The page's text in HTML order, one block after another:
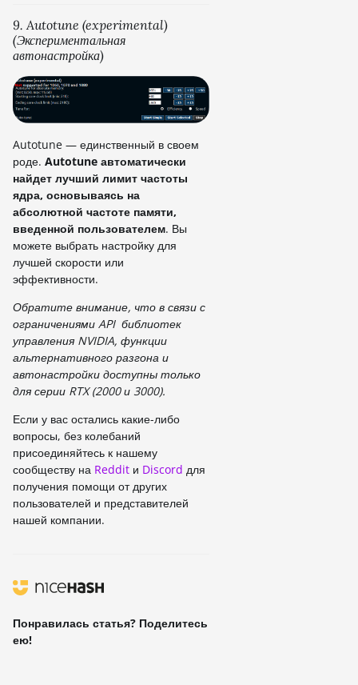
9. Autotune (experimental)
(Экспериментальная
автонастройка)
Autotune — единственный в своем
роде. Autotune автоматически
найдет лучший лимит частоты
ядра, основываясь на
абсолютной частоте памяти,
введенной пользователем. Вы
можете выбрать настройку для
лучшей скорости или
эффективности.
Обратите внимание, что в связи с
ограничениями API библиотек
управления NVIDIA, функции
альтернативного разгона и
автонастройки доступны только
для серии RTX (2000 и 3000).
Если у вас остались какие-либо
вопросы, без колебаний
присоединяйтесь к нашему
сообществу на Reddit и Discord для
получения помощи от других
пользователей и представителей
нашей компании.
Понравилась статья? Поделитесь
ею!